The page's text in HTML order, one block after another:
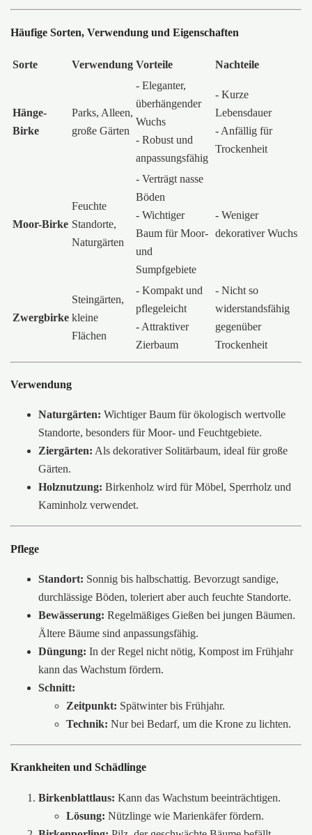
Häufige Sorten, Verwendung und Eigenschaften
Sorte Verwendung Vorteile Nachteile
Hänge-
Birke
Parks, Alleen,
große Gärten
- Eleganter,
überhängender
Wuchs
- Robust und
anpassungsfähig
- Kurze
Lebensdauer
- Anfällig für
Trockenheit
Moor-Birke
Feuchte
Standorte,
Naturgärten
- Verträgt nasse
Böden
- Wichtiger
Baum für Moor-
und
Sumpfgebiete
- Weniger
dekorativer Wuchs
Zwergbirke
Steingärten,
kleine
Flächen
- Kompakt und
pflegeleicht
- Attraktiver
Zierbaum
- Nicht so
widerstandsfähig
gegenüber
Trockenheit
Verwendung
Naturgärten: Wichtiger Baum für ökologisch wertvolle
Standorte, besonders für Moor- und Feuchtgebiete.
Ziergärten: Als dekorativer Solitärbaum, ideal für große
Gärten.
Holznutzung: Birkenholz wird für Möbel, Sperrholz und
Kaminholz verwendet.
Pflege
Standort: Sonnig bis halbschattig. Bevorzugt sandige,
durchlässige Böden, toleriert aber auch feuchte Standorte.
Bewässerung: Regelmäßiges Gießen bei jungen Bäumen.
Ältere Bäume sind anpassungsfähig.
Düngung: In der Regel nicht nötig, Kompost im Frühjahr
kann das Wachstum fördern.
Schnitt:
Zeitpunkt: Spätwinter bis Frühjahr.
Technik: Nur bei Bedarf, um die Krone zu lichten.
Krankheiten und Schädlinge
Birkenblattlaus: Kann das Wachstum beeinträchtigen.
Lösung: Nützlinge wie Marienkäfer fördern.